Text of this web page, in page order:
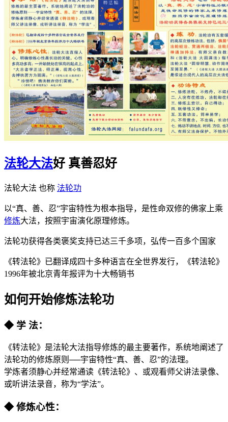
法轮大法好 真善忍好
法轮大法 也称 法轮功
以“真、善、忍”宇宙特性为根本指导，是性命双修的佛家上乘
修炼大法，按照宇宙演化原理修炼。
法轮功获得各类褒奖支持已达三千多项，弘传一百多个国家
《转法轮》已翻译成四十多种语言在全世界发行，《转法轮》
1996年被北京青年报评为十大畅销书
如何开始修炼法轮功
◆ 学 法：
《转法轮》是法轮大法指导修炼的最主要著作，系统地阐述了
法轮功的修炼原则──宇宙特性“真、善、忍”的法理。
学炼者须静心并经常通读《转法轮》、或观看师父讲法录像、
或听讲法录音，称为“学法”。
◆ 修炼心性：